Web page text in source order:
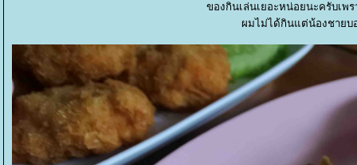
ของกินเล่นเยอะหน่อยนะครับเพ
ผมไม่ได้กินแต่น้องชายบ